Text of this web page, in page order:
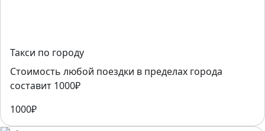
Такси по городу
Стоимость любой поездки в пределах города
составит 1000₽
1000₽